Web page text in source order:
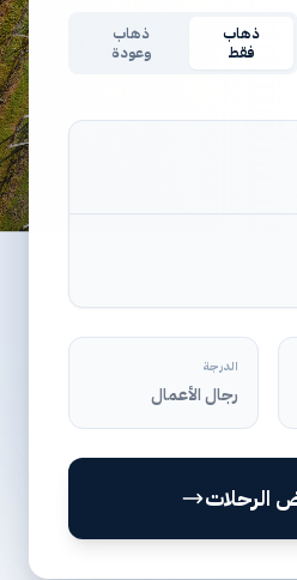
ذهاب
فقط
ذهاب
وعودة
الدرجة
الرحلات